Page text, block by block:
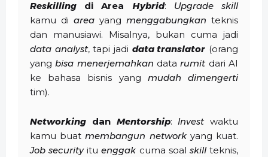
Reskilling di Area Hybrid: Upgrade
skill
kamu di area yang menggabungkan teknis
dan manusiawi. Misalnya, bukan cuma jadi
data analyst, tapi jadi data translator (orang
yangbisa menerjemahkan datarumitdari AI
ke bahasa bisnis yang mudah
dimengerti
tim).
Networking dan Mentorship:Investwaktu
kamu buatmembangun networkyang kuat.
Job securityituenggak cuma soal skillteknis,